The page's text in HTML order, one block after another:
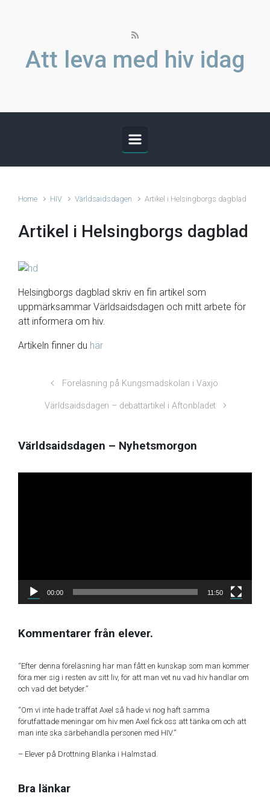
Att leva med hiv idag
Home HIV Världsaidsdagen Artikel i Helsingborgs dagblad
Artikel i Helsingborgs dagblad
Helsingborgs dagblad skriv en fin artikel som
uppmärksammar Världsaidsdagen och mitt arbete för
att informera om hiv.
Artikeln finner du här
Föreläsning på Kungsmadskolan i Växjö
Världsaidsdagen – debattartikel i Aftonbladet
Världsaidsdagen – Nyhetsmorgon
00:00 11:50
Kommentarer från elever.
“Efter denna föreläsning har man fått en kunskap som man kommer
föra mer sig i resten av sitt liv, för att man vet nu vad hiv handlar om
och vad det betyder.”
“Om vi inte hade träffat Axel så hade vi nog haft samma
förutfattade meningar om hiv men Axel fick oss att tänka om och att
man inte ska särbehandla personen med HIV.”
– Elever på Drottning Blanka i Halmstad.
Bra länkar